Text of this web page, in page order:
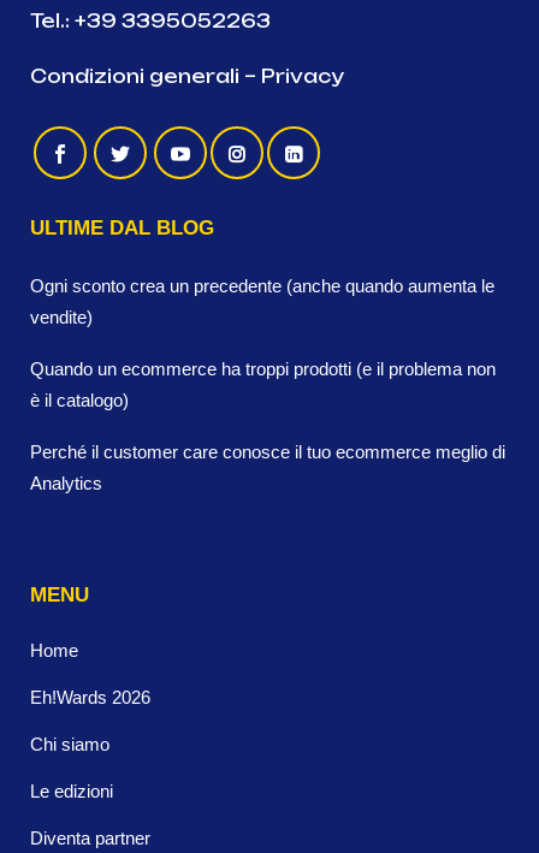
Tel.: +39 3395052263
Condizioni generali – Privacy
ULTIME DAL BLOG
Ogni sconto crea un precedente (anche quando aumenta le
vendite)
Quando un ecommerce ha troppi prodotti (e il problema non
è il catalogo)
Perché il customer care conosce il tuo ecommerce meglio di
Analytics
MENU
Home
Eh!Wards 2026
Chi siamo
Le edizioni
Diventa partner